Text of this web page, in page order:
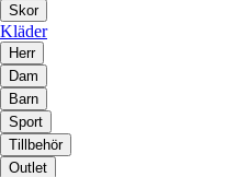
Skor
Kläder
Herr
Dam
Barn
Sport
Tillbehör
Outlet